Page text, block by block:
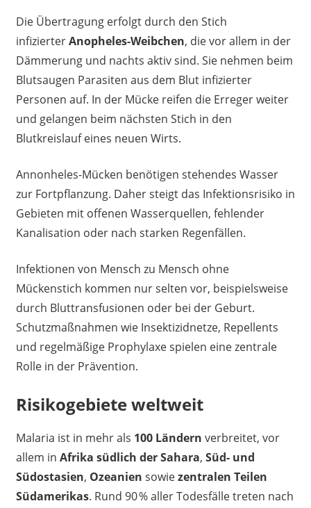
Die Übertragung erfolgt durch den Stich
infizierterAnopheles-Weibchen, die vor allem in der
Dämmerung und nachts aktiv sind. Sie nehmen beim
Blutsaugen Parasiten aus dem Blut infizierter
Personen auf. In der Mücke reifen die Erreger weiter
und gelangen beim nächsten Stich in den
Blutkreislauf eines neuen Wirts.
Annonheles-Mücken benötigen stehendes Wasser
zur Fortpflanzung. Daher steigt das Infektionsrisiko in
Gebieten mit offenen Wasserquellen, fehlender
Kanalisation oder nach starken Regenfällen.
Infektionen von Mensch zu Mensch ohne
Mückenstich kommen nur selten vor, beispielsweise
durch Bluttransfusionen oder bei der Geburt.
Schutzmaßnahmen wie Insektizidnetze, Repellents
und regelmäßige Prophylaxe spielen eine zentrale
Rolle in der Prävention.
Risikogebiete weltweit
Malaria ist in mehr als 100 Ländern verbreitet, vor
allem in Afrika südlich der Sahara, Süd- und
Südostasien, Ozeanien sowiezentralen Teilen
Südamerikas. Rund 90 % aller Todesfälle treten nach